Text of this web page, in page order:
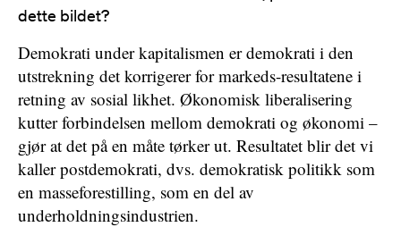
dette bildet?
Demokrati under kapitalismen er demokrati i den
utstrekning det korrigerer for markeds-resultatene i
retning av sosial likhet. Økonomisk liberalisering
kutter forbindelsen mellom demokrati og økonomi –
gjør at det på en måte tørker ut. Resultatet blir det vi
kaller postdemokrati, dvs. demokratisk politikk som
en masseforestilling, som en del av
underholdningsindustrien.